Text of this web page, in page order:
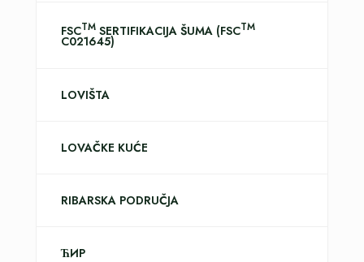
from these lists...
FSCTM SERTIFIKACIJA ŠUMA (FSCTM
C021645)
LOVIŠTA
LOVAČKE KUĆE
RIBARSKA PODRUČJA
ЋИР